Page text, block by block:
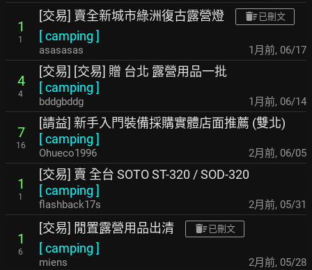
1
1
[交易] 賣全新城市綠洲復古露營燈 已刪文
[camping ]
asasasas 1月前, 06/17
4
4
[交易] [交易] 贈 台北 露營用品一批
[camping ]
bddgbddg 1月前, 06/14
7
16
[請益] 新手入門裝備採購實體店面推薦 (雙北)
[camping ]
Ohueco1996 2月前, 06/05
1
1
[交易] 賣 全台 SOTO ST-320 / SOD-320
[camping ]
flashback17s 2月前, 05/31
1
6
[交易] 閒置露營用品出清 已刪文
[camping ]
miens 2月前, 05/28